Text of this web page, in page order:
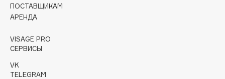
d'Alba
DARLING*
ПОСТАВЩИКАМ
АРЕНДА
VISAGE PRO
СЕРВИСЫ
VK
TELEGRAM